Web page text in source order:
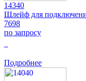
14340
Шлейф для
7698
по запросу
Подробнее